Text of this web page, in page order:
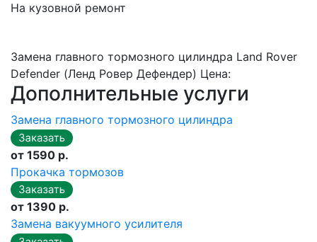
На кузовной ремонт
Замена главного тормозного цилиндра Land Rover
Defender (Ленд Ровер Дефендер) Цена:
Дополнительные услуги
Замена главного тормозного цилиндра
от 1590 р.
Прокачка тормозов
от 1390 р.
Замена вакуумного усилителя